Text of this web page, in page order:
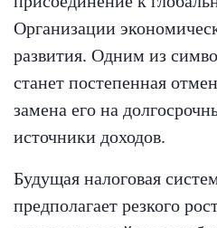
Организации
развития. Одним из
станет постепенная
замена его на
источники доходов.
Будущая налоговая
предполагает резкого